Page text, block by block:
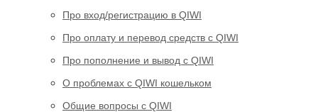
Про вход/регистрацию в QIWI
Про оплату и перевод средств c QIWI
Про пополнение и вывод с QIWI
О проблемах с QIWI кошельком
Общие вопросы с QIWI